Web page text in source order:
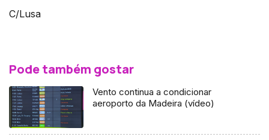
C/Lusa
Pode também gostar
Vento continua a condicionar
aeroporto da Madeira (vídeo)